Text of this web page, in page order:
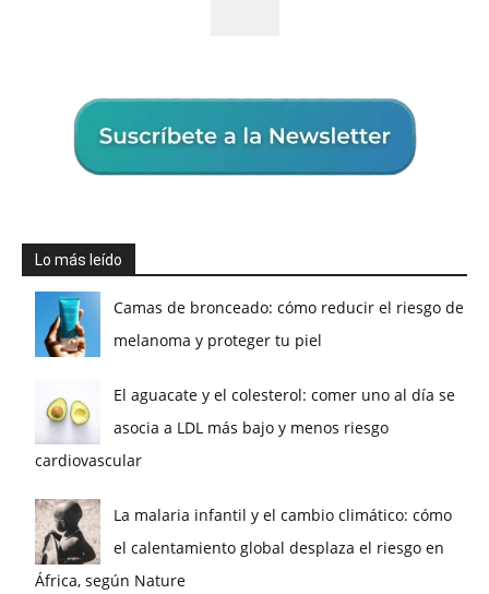
Lo más leído
Camas de bronceado: cómo reducir el riesgo de
melanoma y proteger tu piel
El aguacate y el colesterol: comer uno al día se
asocia a LDL más bajo y menos riesgo
cardiovascular
La malaria infantil y el cambio climático: cómo
el calentamiento global desplaza el riesgo en
África, según Nature